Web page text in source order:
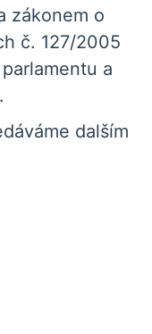
zákonem o
č. 127/2005
a
dalším